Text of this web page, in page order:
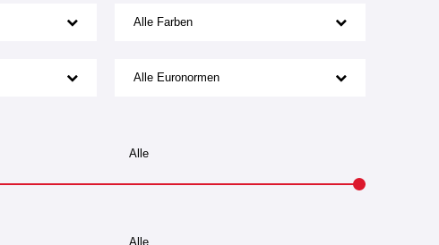
Alle Farben
Alle Euronormen